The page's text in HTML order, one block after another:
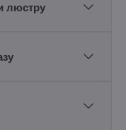
люстру